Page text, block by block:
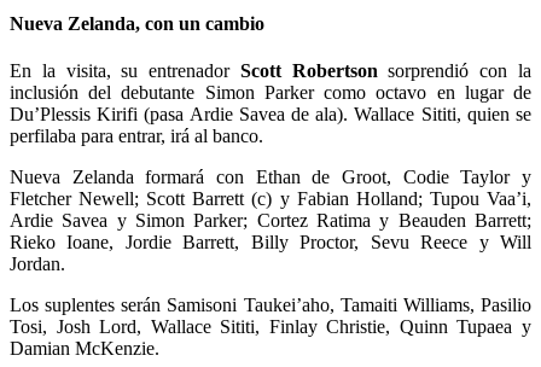
Nueva Zelanda, con un cambio
En la visita, su entrenador Scott Robertsonsorprendió con la
inclusión del debutante Simon Parker como octavo en lugar de
Du’Plessis Kirifi (pasa Ardie Savea de ala). Wallace Sititi, quien se
perfilaba para entrar, irá al banco.
Nueva Zelanda formará con Ethan de Groot, Codie Taylor y
Fletcher Newell; Scott Barrett (c) y Fabian Holland; Tupou Vaa’i,
Ardie Savea y Simon Parker; Cortez Ratima y Beauden Barrett;
Rieko Ioane, Jordie Barrett, Billy Proctor, Sevu Reece y Will
Jordan.
Los suplentes serán Samisoni Taukei’aho, Tamaiti Williams, Pasilio
Tosi, Josh Lord, Wallace Sititi, Finlay Christie, Quinn Tupaea y
Damian McKenzie.